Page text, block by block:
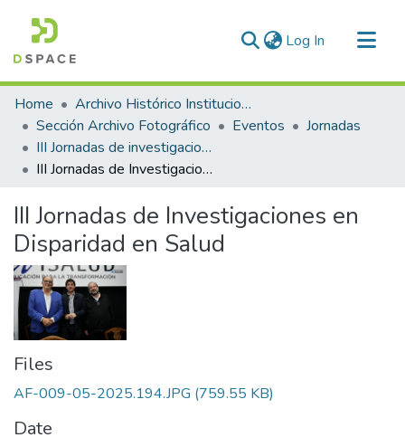
Log In (current)
Communities & Collections
All of DSpace
Statistics
Home
Archivo Histórico Institucional
Sección Archivo Fotográfico
Eventos
Jornadas
III Jornadas de investigaciones en Disparidad en Salud
III Jornadas de Investigaciones en Disparidad en Salud
III Jornadas de Investigaciones en
Disparidad en Salud
Files
AF-009-05-2025.194.JPG (759.55 KB)
Date